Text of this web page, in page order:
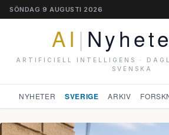
SÖNDAG 9 AUGUSTI 2026
AI |
ARTIFICIELL INTELLIGENS ·
SVENSKA
NYHETER SVERIGE ARKIV